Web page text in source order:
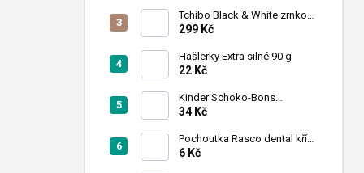
Tchibo Black & White zrnková
káva 1 kg
299 Kč
Hašlerky Extra silné 90 g
22 Kč
Kinder Schoko-Bons
čokoládové bonbony 46 g
34 Kč
Pochoutka Rasco dental kříž
s chlorofylem 12cm
6 Kč